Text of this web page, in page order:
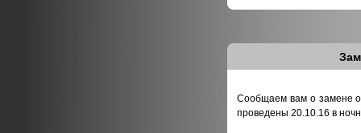
Сообщаем вам о замене
проведены 20.10.16 в